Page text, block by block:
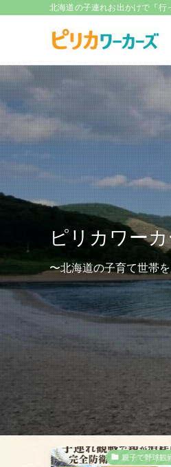
北海道の子連れお出かけで『行
ピリカワー
〜北海道の子育て世帯
ピリカワー
〜北海道の子育て世帯
ピリカワー
〜北海道の子育て世帯
親子で野球観